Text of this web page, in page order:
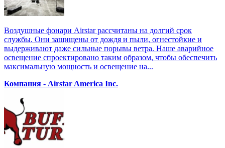
Воздушные фонари Airstar рассчитаны на долгий срок
службы. Они защищены от дождя и пыли, огнестойкие и
выдерживают даже сильные порывы ветра. Наше аварийное
освещение спроектировано таким образом, чтобы обеспечить
максимальную мощность и освещение на...
Компания - Airstar America Inc.